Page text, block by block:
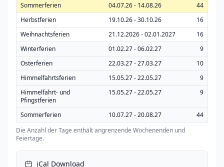
Sommerferien
04.07.26 - 14.08.26
44
Herbstferien
19.10.26 - 30.10.26
16
Weihnachtsferien
21.12.2026 - 02.01.2027
16
Winterferien
01.02.27 - 06.02.27
9
Osterferien
22.03.27 - 27.03.27
10
Himmelfahrtsferien
15.05.27 - 22.05.27
9
Himmelfahrt- und
Pfingstferien
15.05.27 - 22.05.27 9
Sommerferien 10.07.27 - 20.08.27
44
Die Anzahl der Tage enthält angrenzende Wochenenden und
Feiertage.
iCal Download